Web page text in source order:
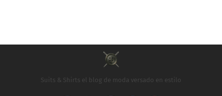
Suits & Shirts el blog de moda versado en estilo